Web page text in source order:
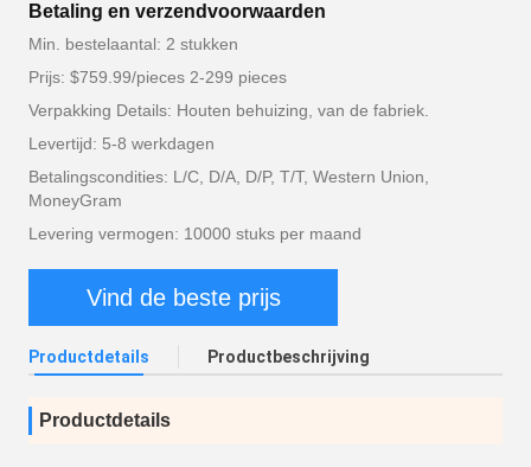
Betaling en verzendvoorwaarden
Min. bestelaantal: 2 stukken
Prijs: $759.99/pieces 2-299 pieces
Verpakking Details: Houten behuizing, van de fabriek.
Levertijd: 5-8 werkdagen
Betalingscondities: L/C, D/A, D/P, T/T, Western Union,
MoneyGram
Levering vermogen: 10000 stuks per maand
Vind de beste prijs
Productdetails Productbeschrijving
Productdetails